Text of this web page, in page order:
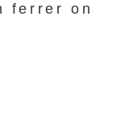
ferrer on